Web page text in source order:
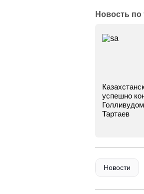
Новость по
успешно
Тартаев
Новости